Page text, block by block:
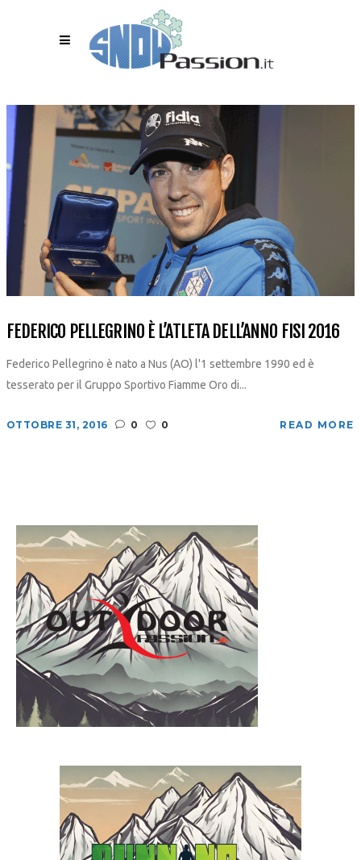
FEDERICO PELLEGRINO È L’ATLETA DELL’ANNO FISI 2016
Federico Pellegrino è nato a Nus (AO) l'1 settembre 1990 ed è
tesserato per il Gruppo Sportivo Fiamme Oro di...
OTTOBRE 31, 2016 0 0 READ MORE